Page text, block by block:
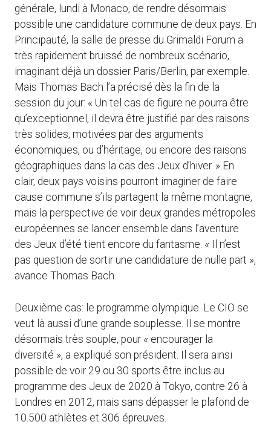
générale, lundi à Monaco, de rendre désormais
possible une candidature commune de deux pays. En
Principauté, la salle de presse du Grimaldi Forum a
très rapidement bruissé de nombreux scénario,
imaginant déjà un dossier Paris/Berlin, par exemple.
Mais Thomas Bach l’a précisé dès la fin de la
session du jour: « Un tel cas de figure ne pourra être
qu’exceptionnel, il devra être justifié par des raisons
très solides, motivées par des arguments
économiques, ou d’héritage, ou encore des raisons
géographiques dans la cas des Jeux d’hiver. » En
clair, deux pays voisins pourront imaginer de faire
cause commune s’ils partagent la même montagne,
mais la perspective de voir deux grandes métropoles
européennes se lancer ensemble dans l’aventure
des Jeux d’été tient encore du fantasme. « Il n’est
pas question de sortir une candidature de nulle part »,
avance Thomas Bach.
Deuxième cas: le programme olympique. Le CIO se
veut là aussi d’une grande souplesse. Il se montre
désormais très souple, pour « encourager la
diversité », a expliqué son président. Il sera ainsi
possible de voir 29 ou 30 sports être inclus au
programme des Jeux de 2020 à Tokyo, contre 26 à
Londres en 2012, mais sans dépasser le plafond de
10.500 athlètes et 306 épreuves.